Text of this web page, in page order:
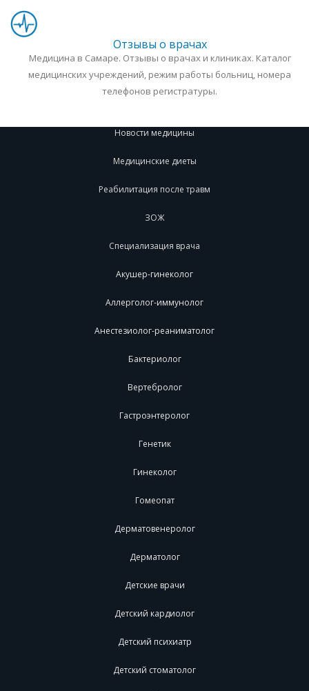
Отзывы о врачах
Медицина в Самаре. Отзывы о врачах и клиниках. Каталог
медицинских учреждений, режим работы больниц, номера
телефонов регистратуры.
Новости медицины
Медицинские диеты
Реабилитация после травм
ЗОЖ
Специализация врача
Акушер-гинеколог
Аллерголог-иммунолог
Анестезиолог-реаниматолог
Бактериолог
Вертебролог
Гастроэнтеролог
Генетик
Гинеколог
Гомеопат
Дерматовенеролог
Дерматолог
Детские врачи
Детский кардиолог
Детский психиатр
Детский стоматолог